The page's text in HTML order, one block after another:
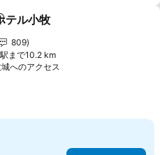
気に入りに追加
テル小牧
ランク
809
まで10.2 km
へのアクセス